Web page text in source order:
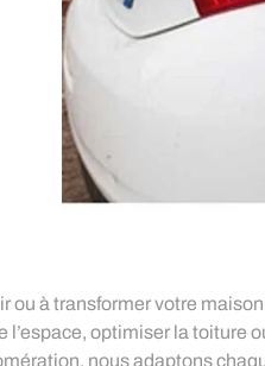
ou à transformer votre
l’espace, optimiser la toiture
nous adaptons